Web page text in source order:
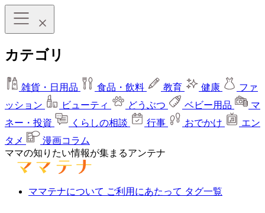
カテゴリ
雑貨・日用品 食品・飲料 教育 健康
ファ
ッション
ビューティ どうぶつ ベビー用品
マ
ネー・投資
くらしの相談 行事 おでかけ
エン
タメ
漫画コラム
ママの知りたい情報が集まるアンテナ
ママテナについて ご利用にあたって タグ一覧